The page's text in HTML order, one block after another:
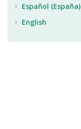
Español (España)
English